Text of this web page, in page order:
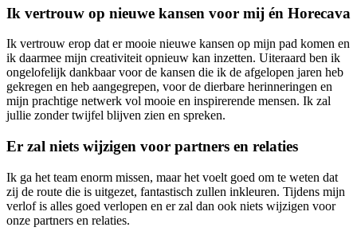
Ik vertrouw op nieuwe kansen voor mij én Horecava
Ik vertrouw erop dat er mooie nieuwe kansen op mijn pad komen en
ik daarmee mijn creativiteit opnieuw kan inzetten. Uiteraard ben ik
ongelofelijk dankbaar voor de kansen die ik de afgelopen jaren heb
gekregen en heb aangegrepen, voor de dierbare herinneringen en
mijn prachtige netwerk vol mooie en inspirerende mensen. Ik zal
jullie zonder twijfel blijven zien en spreken.
Er zal niets wijzigen voor partners en relaties
Ik ga het team enorm missen, maar het voelt goed om te weten dat
zij de route die is uitgezet, fantastisch zullen inkleuren. Tijdens mijn
verlof is alles goed verlopen en er zal dan ook niets wijzigen voor
onze partners en relaties.